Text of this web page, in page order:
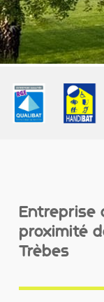
Entreprise
proximité
Trèbes